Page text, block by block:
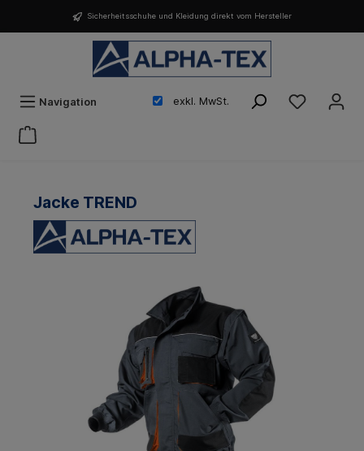
Sicherheitsschuhe und Kleidung direkt vom Hersteller
Navigation exkl. MwSt.
Jacke TREND